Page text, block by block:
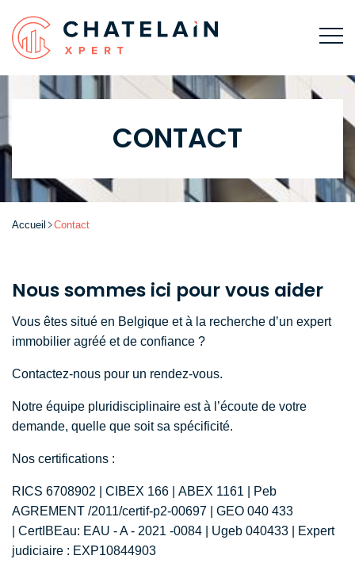
CONTACT
Accueil Contact
Nous sommes ici pour vous aider
Vous êtes situé en Belgique et à la recherche d’un expert
immobilier agréé et de confiance ?
Contactez-nous pour un rendez-vous.
Notre équipe pluridisciplinaire est à l’écoute de votre
demande, quelle que soit sa spécificité.
Nos certifications :
RICS 6708902 CIBEX 166 ABEX 1161
Peb
AGREMENT /2011/certif-p2-00697
GEO 040 433
CertIBEau: EAU - A - 2021 -0084 Ugeb 040433
Expert
judiciaire : EXP10844903